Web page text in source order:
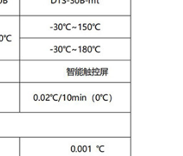
低温槽
低温槽
低温槽